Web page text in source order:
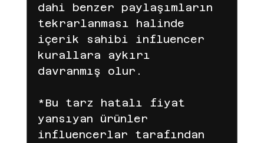
dahi benzer paylaşımların
tekrarlanması halinde
içerik sahibi influencer
kurallara aykırı
davranmış olur.
*Bu tarz hatalı fiyat
yansıyan ürünler
influencerlar tarafından